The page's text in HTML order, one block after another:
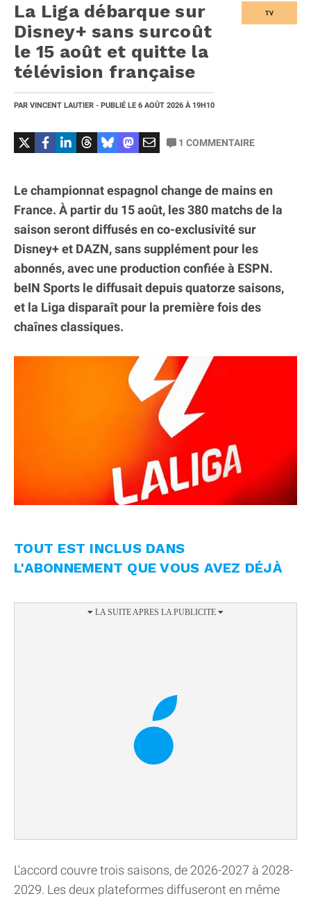
TV
La Liga débarque sur
Disney+ sans surcoût
le 15 août et quitte la
télévision française
PAR VINCENT LAUTIER - PUBLIÉ LE 6 AOÛT 2026 À 19H10
1 COMMENTAIRE
Le championnat espagnol change de mains en
France. À partir du 15 août, les 380 matchs de la
saison seront diffusés en co-exclusivité sur
Disney+ et DAZN, sans supplément pour les
abonnés, avec une production confiée à ESPN.
beIN Sports le diffusait depuis quatorze saisons,
et la Liga disparaît pour la première fois des
chaînes classiques.
TOUT EST INCLUS DANS
L'ABONNEMENT QUE VOUS AVEZ DÉJÀ
L'accord couvre trois saisons, de 2026-2027 à 2028-
2029. Les deux plateformes diffuseront en même